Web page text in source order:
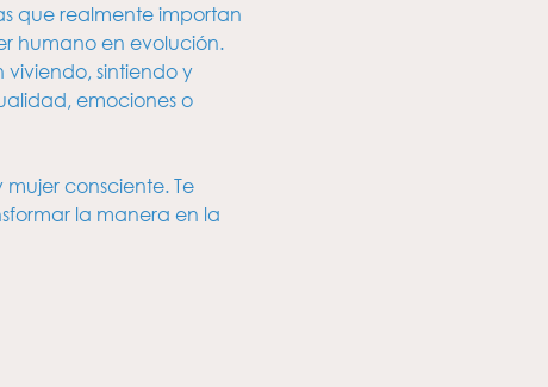
que realmente importan
humano en evolución.
sintiendo y
emociones o
consciente. Te
la manera en la